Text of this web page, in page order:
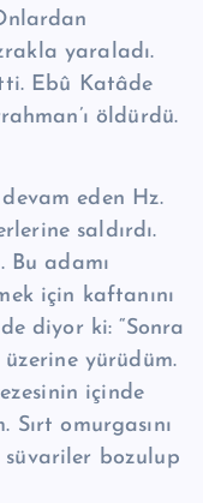
yaraladı.
Ebû Katâde
öldürdü.
eden Hz.
saldırdı.
Bu adamı
için kaftanını
diyor ki: “Sonra
üzerine yürüdüm.
içinde
Sırt omur­gasını
süvariler bozulup